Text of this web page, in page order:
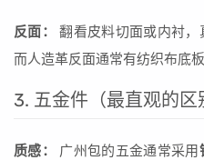
反面：
翻看皮料切面或内衬，
而人造革反面通常有纺织布底
3. 五金件（最直观的区
质感： 广州包的五金通常采用